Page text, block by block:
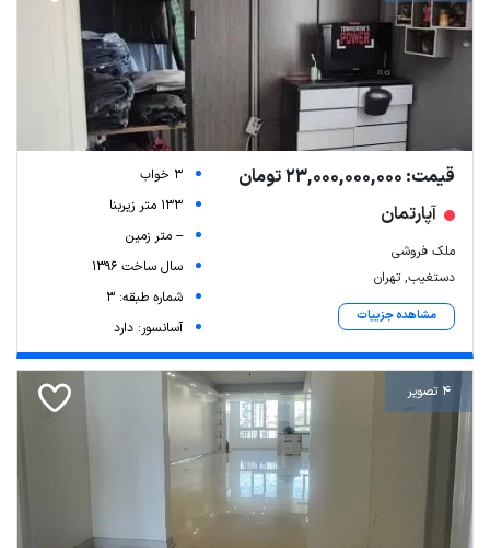
قیمت: 23,000,000,000 تومان
آپارتمان
ملک فروشی
دستغیب, تهران
مشاهده جزییات
3 خواب
133 متر زیربنا
-- متر زمین
سال ساخت 1396
شماره طبقه: 3
آسانسور: دارد
4 تصویر